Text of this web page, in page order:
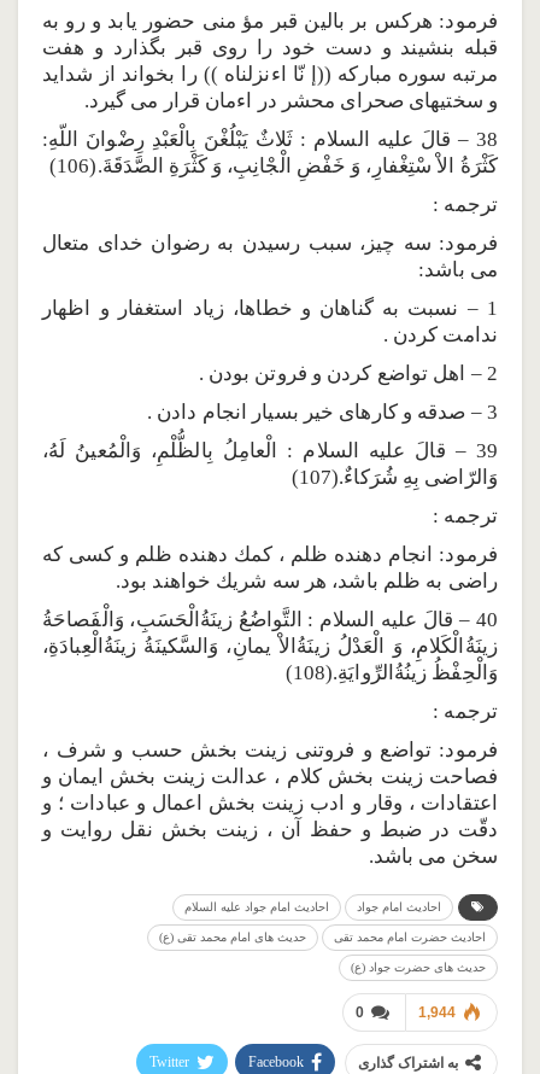
فرمود: هركس بر بالين قبر مؤ منى حضور يابد و رو به
قبله بنشيند و دست خود را روى قبر بگذارد و هفت
مرتبه سوره مباركه ((إ نّا اءنزلناه )) را بخواند از شدايد
و سختيهاى صحراى محشر در اءمان قرار مى گيرد.
38 – قالَ عليه السلام : ثَلاثٌ يَبْلُغْنَ بِالْعَبْدِ رِضْوانَ اللّهِ:
كَثْرَةُ الاْ سْتِغْفارِ، وَ خَفْضِ الْجْانِبِ، وَ كَثْرَةِ الصَّدَقَةَ.(106)
ترجمه :
فرمود: سه چيز، سبب رسيدن به رضوان خداى متعال
مى باشد:
1 – نسبت به گناهان و خطاها، زياد استغفار و اظهار
ندامت كردن .
2 – اهل تواضع كردن و فروتن بودن .
3 – صدقه و كارهاى خير بسيار انجام دادن .
39 – قالَ عليه السلام : الْعامِلُ بِالظُّلْمِ، وَالْمُعينُ لَهُ،
وَالرّاضى بِهِ شُرَكاءٌ.(107)
ترجمه :
فرمود: انجام دهنده ظلم ، كمك دهنده ظلم و كسى كه
راضى به ظلم باشد، هر سه شريك خواهند بود.
40 – قالَ عليه السلام : التَّواضُعُ زينَةُالْحَسَبِ، وَالْفَصاحَةُ
زينَةُالْكَلامِ، وَ الْعَدْلُ زينَةُالاْ يمانِ، وَالسَّكينَةُ زينَةُالْعِبادَةِ،
وَالْحِفْظُ زينُةُالرِّوايَةِ.(108)
ترجمه :
فرمود: تواضع و فروتنى زينت بخش حسب و شرف ،
فصاحت زينت بخش كلام ، عدالت زينت بخش ايمان و
اعتقادات ، وقار و ادب زينت بخش اعمال و عبادات ؛ و
دقّت در ضبط و حفظ آن ، زينت بخش نقل روايت و
سخن مى باشد.
احادیث امام جواد احادیث امام جواد علیه السلام
احادیث حضرت امام محمد تقی حدیث های امام محمد تقی (ع)
حدیث های حضرت جواد (ع)
0 1,944
به اشتراک گذاری Facebook
Twitter